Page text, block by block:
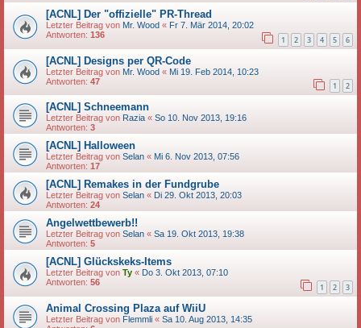
[ACNL] Der "offizielle" PR-Thread
Letzter Beitrag von Mr. Wood « Fr 7. Mär 2014, 20:02
Antworten: 136 1 2 3 4 5 6
[ACNL] Designs per QR-Code
Letzter Beitrag von Mr. Wood « Mi 19. Feb 2014, 10:23
Antworten: 47 1 2
[ACNL] Schneemann
Letzter Beitrag von Razia « So 10. Nov 2013, 19:16
Antworten: 3
[ACNL] Halloween
Letzter Beitrag von Selan « Mi 6. Nov 2013, 07:56
Antworten: 17
[ACNL] Remakes in der Fundgrube
Letzter Beitrag von Selan « Di 29. Okt 2013, 20:03
Antworten: 24
Angelwettbewerb!!
Letzter Beitrag von Selan « Sa 19. Okt 2013, 19:38
Antworten: 5
[ACNL] Glückskeks-Items
Letzter Beitrag von Ty « Do 3. Okt 2013, 07:10
Antworten: 56 1 2 3
Animal Crossing Plaza auf WiiU
Letzter Beitrag von Flemmli « Sa 10. Aug 2013, 14:35